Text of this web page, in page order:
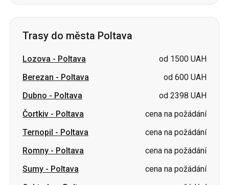
Lozova-Poltava
od 1500 UAH
Dubno -Poltava
Čortkiv-Poltava
cena na požádání
Ternopil-Poltava
cena na požádání
Romny-Poltava
cena na požádání
Sumy-Poltava
cena na požádání
Ochtyrka-Poltava
cena na požádání
Žovti Vody-Poltava
cena na požádání
Voznesensk-Poltava cena na požádání